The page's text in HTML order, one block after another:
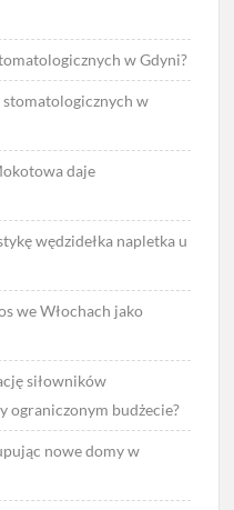
w Gdyni?
stomatologicznych w
daje
wędzidełka napletka u
we Włochach jako
siłowników
ograniczonym budżecie?
nowe domy w